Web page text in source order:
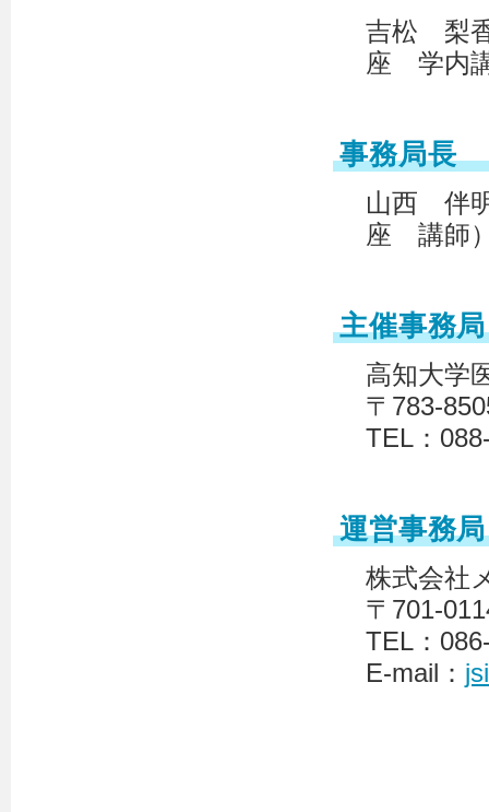
吉松 梨
座 学内
事務局長
山西 伴
座 講師
主催事務局
高知大学
〒783-
TEL：
運営事務局
株式会社
〒701-
TEL：
E-mail：